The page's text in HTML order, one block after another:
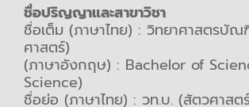
ชื่อปริญญาและสาขาวิชา
ชื่อเต็ม (ภาษาไทย) : วิทยาศาสตรบั
ศาสตร์)
(ภาษาอังกฤษ) : Bachelor of
Science)
ชื่อย่อ (ภาษาไทย) : วท.บ. (สัตวศาสต